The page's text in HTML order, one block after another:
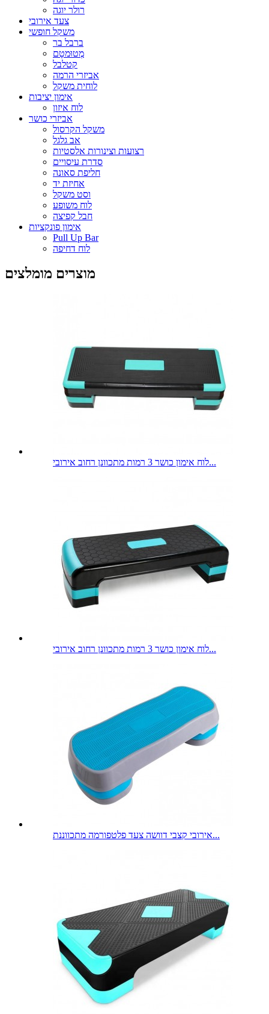
רולר יוגה
צעד אירובי
משקל חופשי
ברבל בר
מְטוּמטָם
קטלבל
אביזרי הרמה
לוחית משקל
אימון יציבות
לוח איזון
אביזרי כושר
משקל הקרסול
אב גלגל
רצועות וצינורות אלסטיות
סדרת עיסויים
חליפת סאונה
אחיזת יד
וסט משקל
לוח משופע
חבל קפיצה
אימון פונקציות
Pull Up Bar
לוח דחיפה
מוצרים מומלצים
לוח אימון כושר 3 רמות מתכוונן רחוב אירובי...
לוח אימון כושר 3 רמות מתכוונן רחוב אירובי...
אירובי קצבי דוושה צעד פלטפורמה מתכווננת...